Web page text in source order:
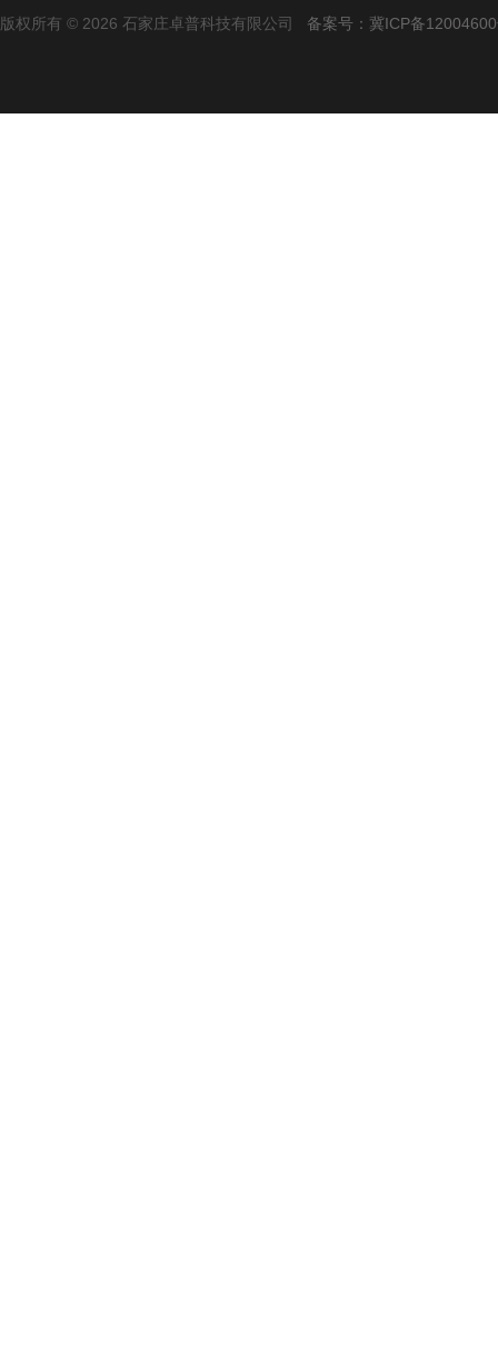
版权所有 © 2026 石家庄卓普科技有限公司 备案号：冀ICP备